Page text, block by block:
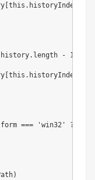
- 1) {
=== 'win32' ?